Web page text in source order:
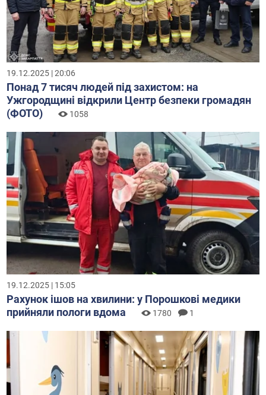
19.12.2025 | 20:06
Понад 7 тисяч людей під захистом: на
Ужгородщині відкрили Центр безпеки громадян
(ФОТО)
1058
19.12.2025 | 15:05
Рахунок ішов на хвилини: у Порошкові медики
прийняли пологи вдома
1780 1